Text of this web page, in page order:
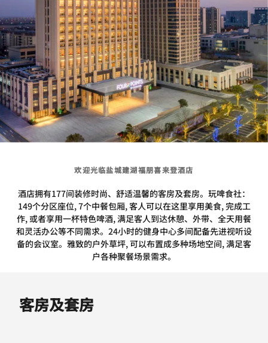
欢迎光临盐城建湖福朋喜来登酒店
酒店拥有177间装修时尚、舒适温馨的客房及套房。玩啤食社：
149个分区座位, 7个中餐包厢, 客人可以在这里享用美食, 完成工
作, 或者享用一杯特色啤酒, 满足客人到达休憩、外带、全天用餐
和灵活办公等不同需求。24小时的健身中心多间配备先进视听设
备的会议室。雅致的户外草坪, 可以布置成多种场地空间, 满足客
户各种聚餐场景需求。
客房及套房